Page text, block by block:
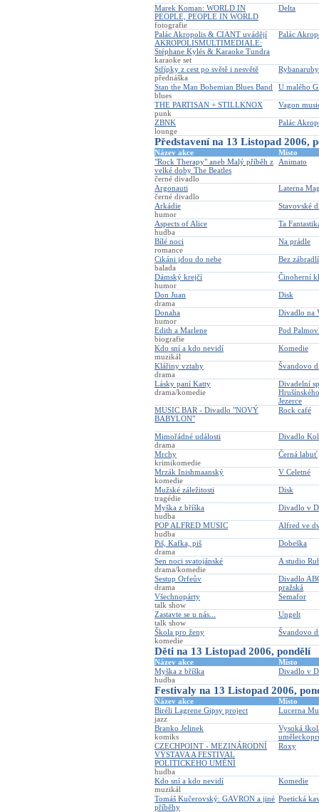
Marek Koman: WORLD IN
PEOPLE, PEOPLE IN WORLD
fotografie
Delta
Palác Akropolis & CIANT uvádějí
AKROPOLISMULTIMEDIALE:
Stéphane Kylés & Karaoke Tundra
karaoke set
Palác
Střípky z cest po světě i nesvětě
přednáška
Rybanaruby
Stan the Man Bohemian Blues Band
blues
U malého
THE PARTISAN + STILLKNOX
punk
Vagon
ZBNK
lounge
Palác
Představení na 13 Listopad 2006,
Název akce
Místo
"Rock Therapy" aneb Malý příběh z
velké doby The Beatles
černé divadlo
Animato
Argonauti
černé divadlo
Laterna
Arkádie
humor
Stavovské
Aspects of Alice
hudba
Ta
Bílé noci
romance
Na prádle
Cikáni jdou do nebe
balada
Bez zábradlí
Dámský krejčí
humor
Činoherní
Don Juan
drama
Disk
Donaha
humor
Divadlo na
Edith a Marlene
biografie
Pod
Kdo sní a kdo nevidí
muzikál
Komedie
Klářiny vztahy
drama
Švandovo
Lásky paní Katty
drama/komedie
Divadelní
Jezerce
MUSIC BAR - Divadlo "NOVÝ
BABYLON"
Rock café
Mimořádné události
drama
Divadlo
Mrchy
krimikomedie
Černá labuť
Mrzák Inishmaanský
komedie
V Celetné
Mužské záležitosti
tragédie
Disk
Myška z bříška
hudba
Divadlo v
POP ALFRED MUSIC
hudba
Alfred ve
Piš, Kafka, piš
drama
Dobeška
Sen noci svatojánské
drama/komedie
A studio
Sestup Orfeův
drama
Divadlo
pražská
Všechnopárty
talk show
Semafor
Zastavte se u nás...
talk show
Ungelt
Škola pro ženy
komedie
Švandovo
Děti na 13 Listopad 2006, pondělí
Název akce
Místo
Myška z bříška
hudba
Divadlo v
Festivaly na 13 Listopad 2006,
Název akce
Místo
Biréli Lagrene Gipsy project
jazz
Lucerna
Branko Jelinek
komiks
Vysoká
CZECHPOINT - MEZINÁRODNÍ
VÝSTAVA A FESTIVAL
POLITICKÉHO UMĚNÍ
hudba
Roxy
Kdo sní a kdo nevidí
muzikál
Komedie
Tomáš Kučerovský: GAVRON a jiné
příběhy
Poetická